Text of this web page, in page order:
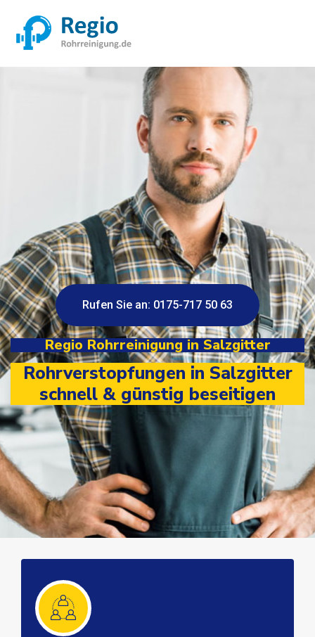
Rufen Sie an: 0175-717 50 63
Regio Rohrreinigung in Salzgitter
Rohrverstopfungen in Salzgitter
schnell & günstig beseitigen